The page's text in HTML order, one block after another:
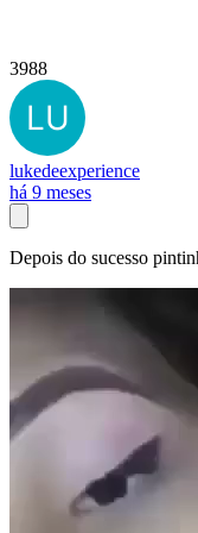
3988
lukedeexperience
há 9 meses
Depois do sucesso